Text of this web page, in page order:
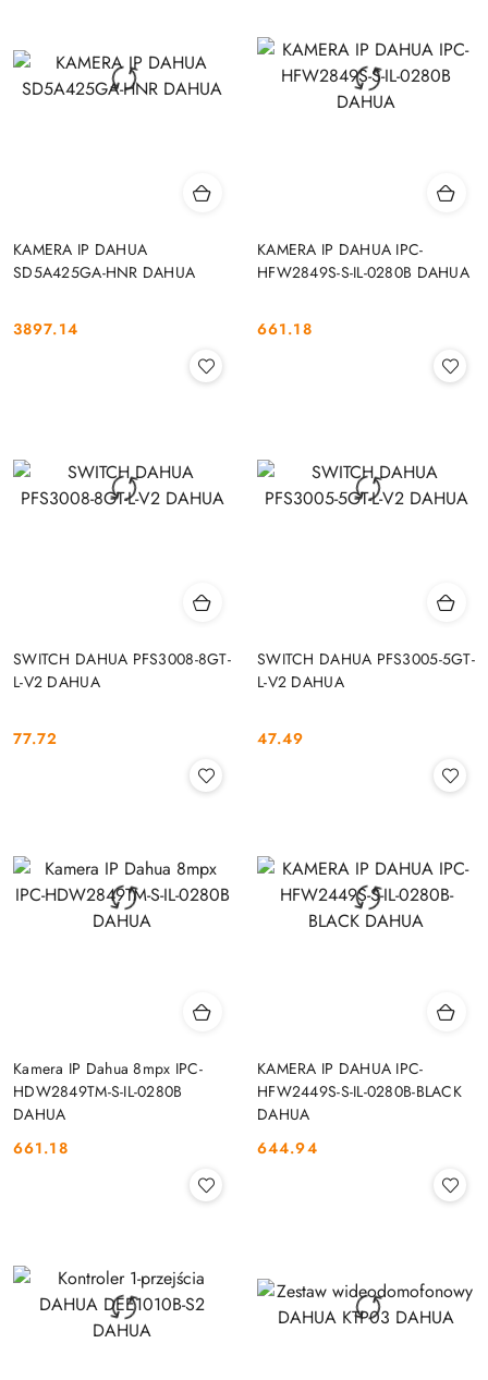
KAMERA IP DAHUA
SD5A425GA-HNR DAHUA
Cena:
3897.14
KAMERA IP DAHUA IPC-
HFW2849S-S-IL-0280B DAHUA
Cena:
661.18
SWITCH DAHUA PFS3008-8GT-
L-V2 DAHUA
Cena:
77.72
SWITCH DAHUA PFS3005-5GT-
L-V2 DAHUA
Cena:
47.49
Kamera IP Dahua 8mpx IPC-
HDW2849TM-S-IL-0280B
DAHUA
Cena:
661.18
KAMERA IP DAHUA IPC-
HFW2449S-S-IL-0280B-BLACK
DAHUA
Cena:
644.94